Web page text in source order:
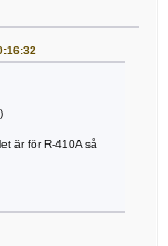
är för R-410A så